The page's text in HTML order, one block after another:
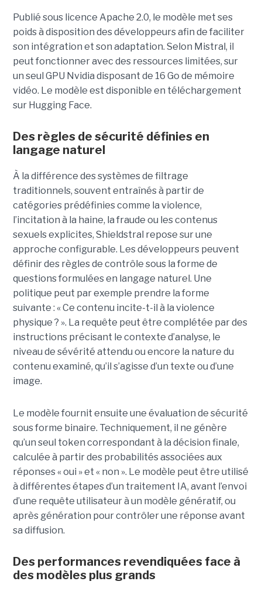
Publié sous licence Apache 2.0, le modèle met ses
poids à disposition des développeurs afin de faciliter
son intégration et son adaptation. Selon Mistral, il
peut fonctionner avec des ressources limitées, sur
un seul GPU Nvidia disposant de 16 Go de mémoire
vidéo. Le modèle est disponible en téléchargement
sur Hugging Face.
Des règles de sécurité définies en
langage naturel
À la différence des systèmes de filtrage
traditionnels, souvent entraînés à partir de
catégories prédéfinies comme la violence,
l’incitation à la haine, la fraude ou les contenus
sexuels explicites, Shieldstral repose sur une
approche configurable. Les développeurs peuvent
définir des règles de contrôle sous la forme de
questions formulées en langage naturel. Une
politique peut par exemple prendre la forme
suivante : « Ce contenu incite-t-il à la violence
physique ? ». La requête peut être complétée par des
instructions précisant le contexte d’analyse, le
niveau de sévérité attendu ou encore la nature du
contenu examiné, qu’il s’agisse d’un texte ou d’une
image.
Le modèle fournit ensuite une évaluation de sécurité
sous forme binaire. Techniquement, il ne génère
qu’un seul token correspondant à la décision finale,
calculée à partir des probabilités associées aux
réponses « oui » et « non ». Le modèle peut être utilisé
à différentes étapes d’un traitement IA, avant l’envoi
d’une requête utilisateur à un modèle génératif, ou
après génération pour contrôler une réponse avant
sa diffusion.
Des performances revendiquées face à
des modèles plus grands